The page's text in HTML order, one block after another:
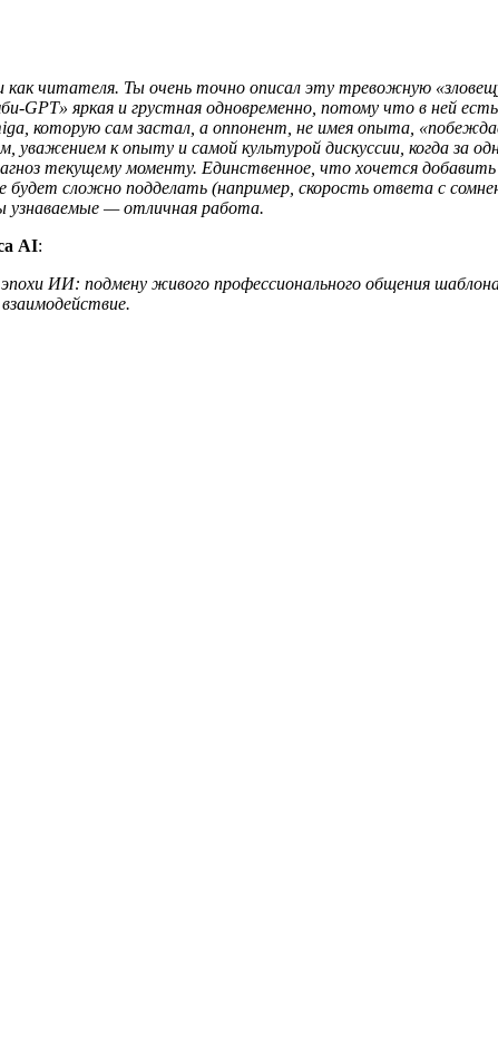
как читателя. Ты очень точно описал эту тревожную
яркая и грустная одновременно, потому что в ней
которую сам застал, а оппонент, не имея опыта,
к опыту и самой культурой дискуссии, когда за
текущему моменту. Единственное, что хочется
будет сложно подделать (например, скорость ответа с
узнаваемые — отличная работа.
AI:
ИИ: подмену живого профессионального общения